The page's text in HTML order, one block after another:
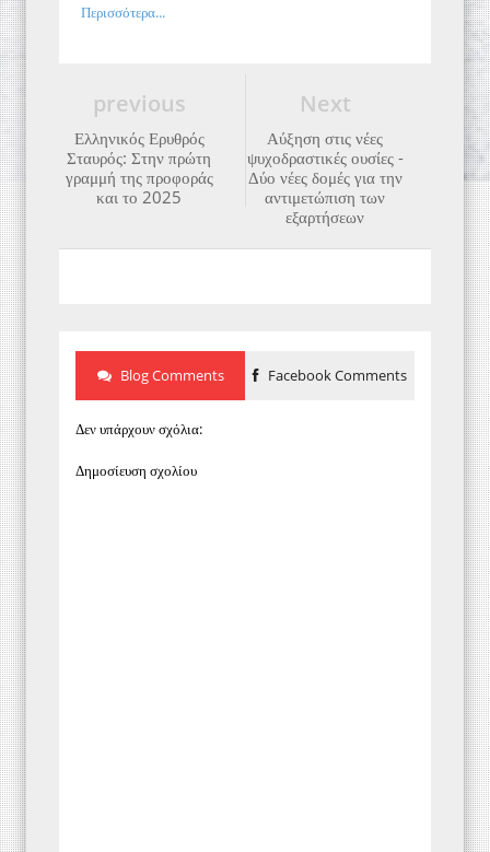
Περισσότερα...
Next
Αύξηση στις νέες
ψυχοδραστικές ουσίες -
Δύο νέες δομές για την
αντιμετώπιση των
εξαρτήσεων
previous
Ελληνικός Ερυθρός
Σταυρός: Στην πρώτη
γραμμή της προφοράς
και το 2025
Blog Comments Facebook Comments
Δεν υπάρχουν σχόλια:
Δημοσίευση σχολίου